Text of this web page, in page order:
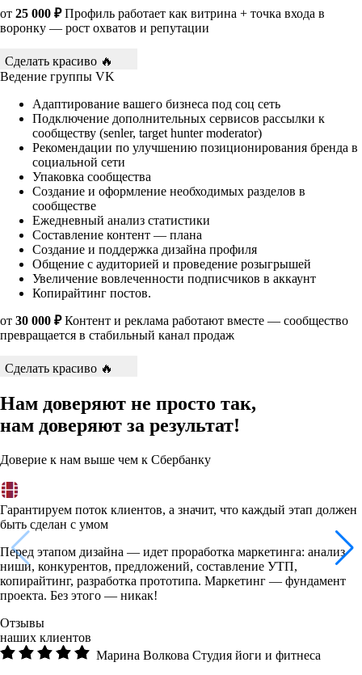
от 25 000 ₽Профиль работает как витрина + точка входа в
воронку — рост охватов и репутации
Сделать красиво 🔥
Ведение группы VK
Адаптирование вашего бизнеса под соц сеть
Подключение дополнительных сервисов рассылки к
сообществу (senler, target hunter moderator)
Рекомендации по улучшению позиционирования бренда в
социальной сети
Упаковка сообщества
Создание и оформление необходимых разделов в
сообществе
Ежедневный анализ статистики
Составление контент — плана
Создание и поддержка дизайна профиля
Общение с аудиторией и проведение розыгрышей
Увеличение вовлеченности подписчиков в аккаунт
Копирайтинг постов.
от 30 000 ₽Контент и реклама работают вместе — сообщество
превращается в стабильный канал продаж
Сделать красиво 🔥
Нам доверяют не просто так,
нам доверяют за результат!
Доверие к нам выше чем к Сбербанку
Гарантируем поток клиентов, а значит, что каждый этап должен
быть сделан с умом
Перед этапом дизайна — идет проработка маркетинга: анализ
ниши, конкурентов, предложений, составление УТП,
копирайтинг, разработка прототипа. Маркетинг — фундамент
проекта. Без этого — никак!
Отзывы
наших клиентов
Марина Волкова Студия йоги и фитнеса